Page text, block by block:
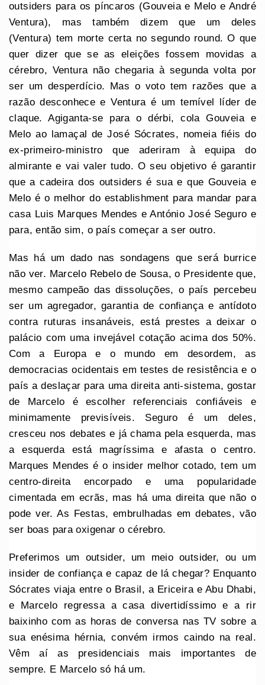
outsiders para os píncaros (Gouveia e Melo e André
Ventura), mas também dizem que um deles
(Ventura) tem morte certa no segundo round. O que
quer dizer que se as eleições fossem movidas a
cérebro, Ventura não chegaria à segunda volta por
ser um desperdício. Mas o voto tem razões que a
razão desconhece e Ventura é um temível líder de
claque. Agiganta-se para o dérbi, cola Gouveia e
Melo ao lamaçal de José Sócrates, nomeia fiéis do
ex-primeiro-ministro que aderiram à equipa do
almirante e vai valer tudo. O seu objetivo é garantir
que a cadeira dos outsiders é sua e que Gouveia e
Melo é o melhor do establishment para mandar para
casa Luis Marques Mendes e António José Seguro e
para, então sim, o país começar a ser outro.
Mas há um dado nas sondagens que será burrice
não ver. Marcelo Rebelo de Sousa, o Presidente que,
mesmo campeão das dissoluções, o país percebeu
ser um agregador, garantia de confiança e antídoto
contra ruturas insanáveis, está prestes a deixar o
palácio com uma invejável cotação acima dos 50%.
Com a Europa e o mundo em desordem, as
democracias ocidentais em testes de resistência e o
país a deslaçar para uma direita anti-sistema, gostar
de Marcelo é escolher referenciais confiáveis e
minimamente previsíveis. Seguro é um deles,
cresceu nos debates e já chama pela esquerda, mas
a esquerda está magríssima e afasta o centro.
Marques Mendes é o insider melhor cotado, tem um
centro-direita encorpado e uma popularidade
cimentada em ecrãs, mas há uma direita que não o
pode ver. As Festas, embrulhadas em debates, vão
ser boas para oxigenar o cérebro.
Preferimos um outsider, um meio outsider, ou um
insider de confiança e capaz de lá chegar? Enquanto
Sócrates viaja entre o Brasil, a Ericeira e Abu Dhabi,
e Marcelo regressa a casa divertidíssimo e a rir
baixinho com as horas de conversa nas TV sobre a
sua enésima hérnia, convém irmos caindo na real.
Vêm aí as presidenciais mais importantes de
sempre. E Marcelo só há um.